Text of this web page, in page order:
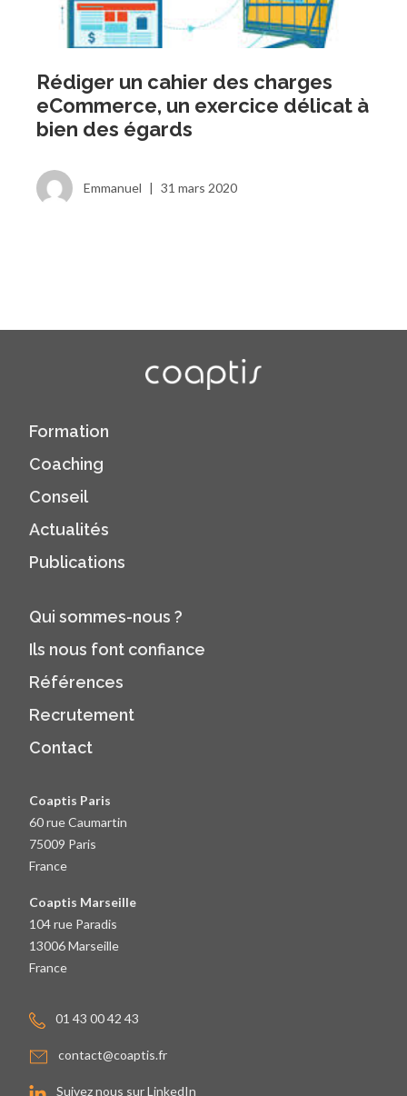
Rédiger un cahier des charges
eCommerce, un exercice délicat à
bien des égards
Emmanuel | 31 mars 2020
Formation
Coaching
Conseil
Actualités
Publications
Qui sommes-nous ?
Ils nous font confiance
Références
Recrutement
Contact
Coaptis Paris
60 rue Caumartin
75009 Paris
France
Coaptis Marseille
104 rue Paradis
13006 Marseille
France
01 43 00 42 43
contact@coaptis.fr
Suivez nous sur LinkedIn